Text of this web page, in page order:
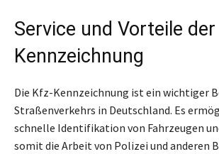
Service und Vorteile
Kennzeichnung
Die Kfz-Kennzeichnung ist ein wichtiger
Straßenverkehrs in Deutschland. Es
schnelle Identifikation von Fahrzeugen
somit die Arbeit von Polizei und anderen